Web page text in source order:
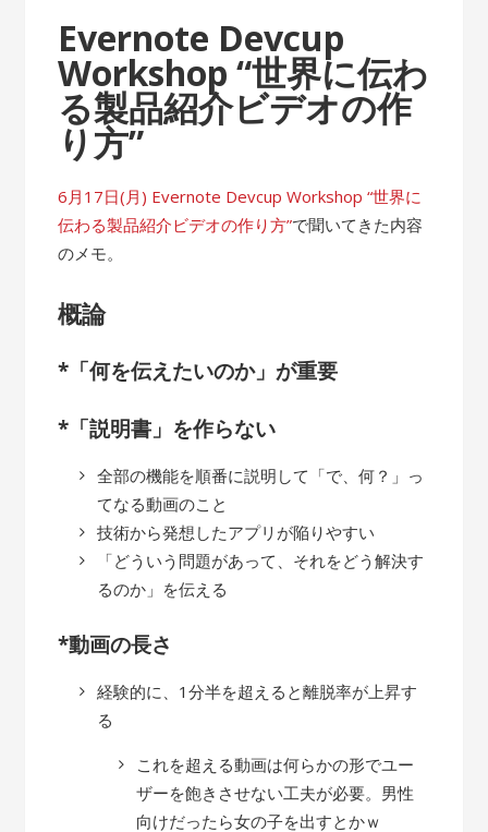
Evernote Devcup
Workshop “世界に伝わ
る製品紹介ビデオの作
り方”
6月17日(月) Evernote Devcup Workshop “世界に
伝わる製品紹介ビデオの作り方”で聞いてきた内容
のメモ。
概論
*「何を伝えたいのか」が重要
*「説明書」を作らない
全部の機能を順番に説明して「で、何？」っ
てなる動画のこと
技術から発想したアプリが陥りやすい
「どういう問題があって、それをどう解決す
るのか」を伝える
*動画の長さ
経験的に、1分半を超えると離脱率が上昇す
る
これを超える動画は何らかの形でユー
ザーを飽きさせない工夫が必要。男性
向けだったら女の子を出すとかｗ